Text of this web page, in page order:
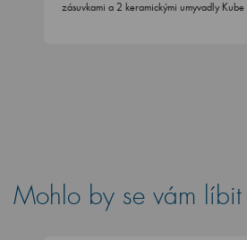
zásuvkami a 2 keramickými umyvadly Kube
Mohlo by se vám líbit